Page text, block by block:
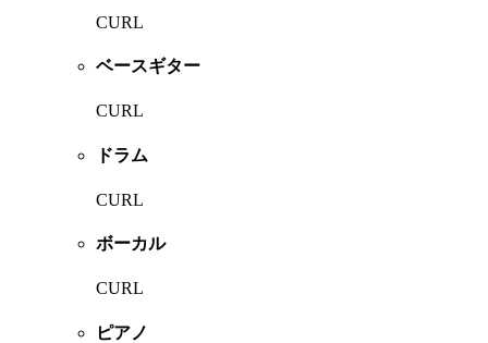
CURL
ベースギター
CURL
ドラム
CURL
ボーカル
CURL
ピアノ